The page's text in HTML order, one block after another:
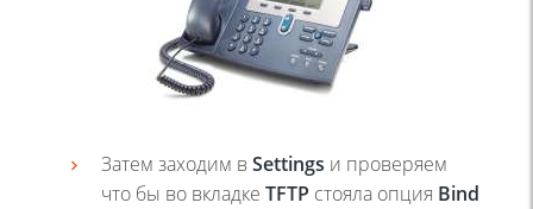
Затем заходим вSettings и проверяем
что бы во вкладке TFTP стояла опция Bind